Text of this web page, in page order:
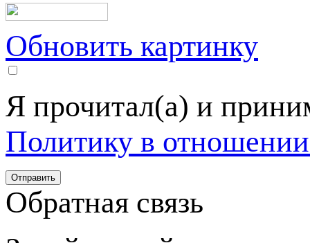
Обновить картинку
Я прочитал(а) и
Политику в
Обратная связь